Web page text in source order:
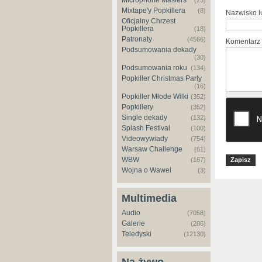
Mixtape'y Popkillera (8)
Oficjalny Chrzest
Popkillera
(18)
Patronaty (4566)
Podsumowania dekady
(30)
Podsumowania roku (134)
Popkiller Christmas Party
(16)
Popkiller Młode Wilki (352)
Popkillery (352)
Single dekady (132)
Splash Festival (100)
Videowywiady (754)
Warsaw Challenge (61)
WBW (167)
Wojna o Wawel (3)
Multimedia
Audio (7058)
Galerie (286)
Teledyski (12130)
Nazwisko
Komentarz